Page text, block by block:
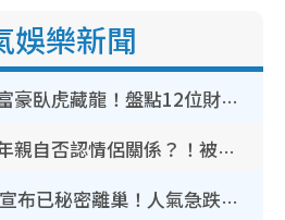
娛樂新聞
《愛回家》隱形富豪臥虎藏龍！盤點12位財氣逼人的有錢藝人：呢位靚女3億身家唔憂做
葉蒨文拍拖一周年親自否認情侶關係？！被質疑感情造假竟稱GM「普通同事」
30歲男藝人低調宣布已秘密離巢！人氣急跌變失蹤人口︰「這幾年過得並不容易」